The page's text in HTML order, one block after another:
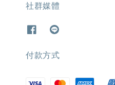
社群媒體
付款方式